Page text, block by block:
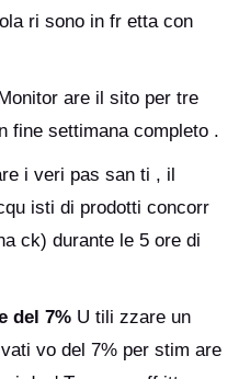
ri sono in fr etta con
are il sito per tre
fine settimana completo .
i veri pas san ti , il
isti di prodotti concorr
ck) durante le 5 ore di
del 7% U tili zzare un
vo del 7% per stim are